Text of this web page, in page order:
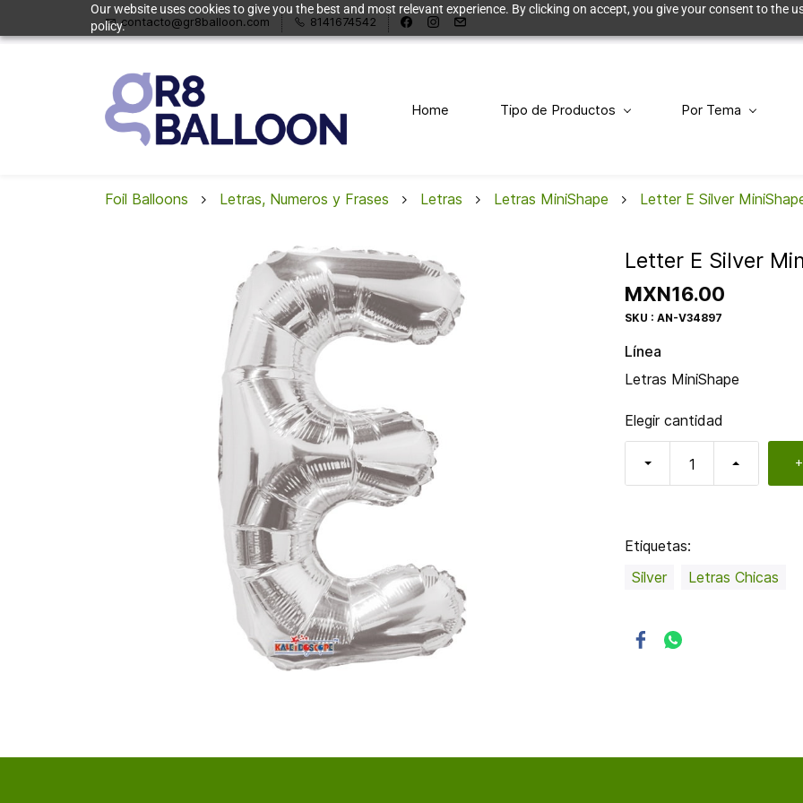
Our website uses cookies to give you the best and most relevant experience. By clicking on accept, you give your consent to the
policy.contacto@gr8balloon.com 8141674542
Home Tipo de Productos Por Tema
Foil Balloons Letras, Numeros y Frases Letras Letras MiniShape Letter E Silver
Letter E Silver
MXN16.00
SKU : AN-V34897
Etiquetas:
Silver
Letras Chicas
Línea
Letras MiniShape
Elegir cantidad